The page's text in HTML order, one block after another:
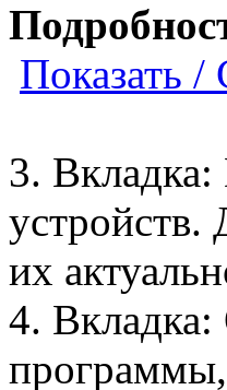
Показать /
3. Вкладка:
устройств.
их
4.